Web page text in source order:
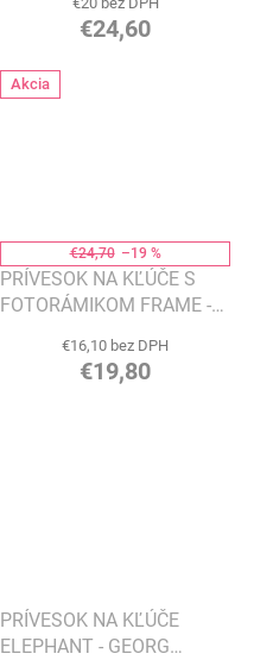
€24,60
Akcia
€24,70 –19 %
PRÍVESOK NA KĽÚČE S
FOTORÁMIKOM FRAME -
€16,10 bez DPH
€19,80
PRÍVESOK NA KĽÚČE
ELEPHANT - GEORG